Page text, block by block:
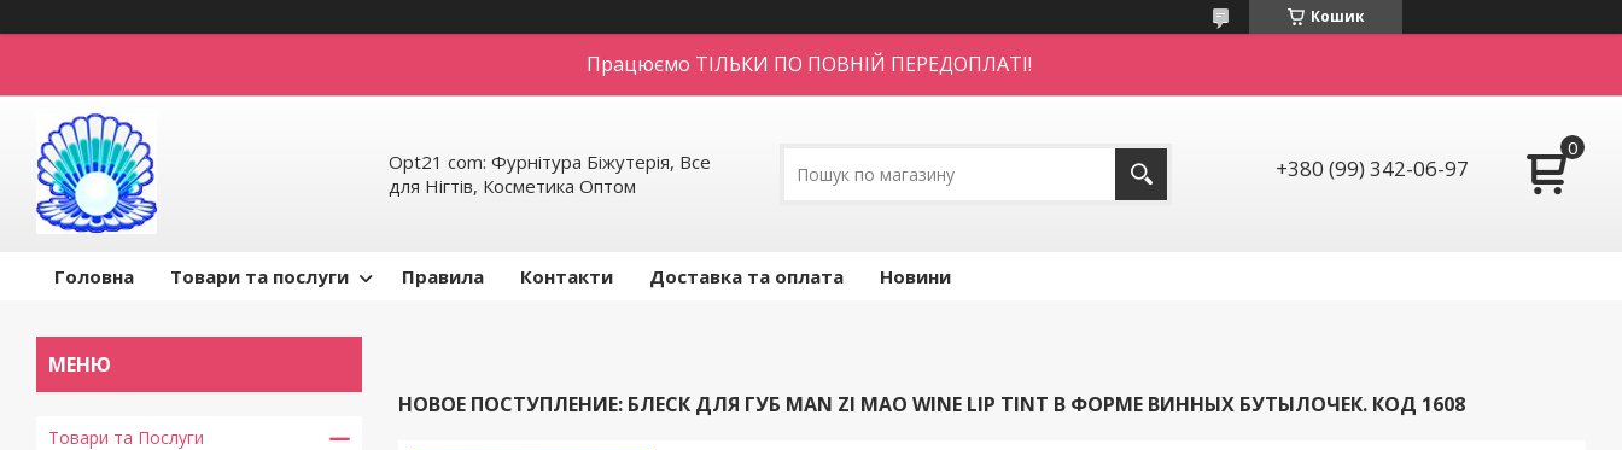
Кошик
Працюємо ТІЛЬКИ ПО ПОВНІЙ ПЕРЕДОПЛАТІ!
Opt21 com: Фурнітура Біжутерія, Все
для Нігтів, Косметика Оптом
+380 (99) 342-06-97
Головна Товари та послуги Правила Контакти Доставка та оплата Новини
НОВОЕ ПОСТУПЛЕНИЕ: БЛЕСК ДЛЯ ГУБ MAN ZI MAO WINE LIP TINT В ФОРМЕ ВИННЫХ БУТЫЛОЧЕК. КОД 1608
Товари та Послуги